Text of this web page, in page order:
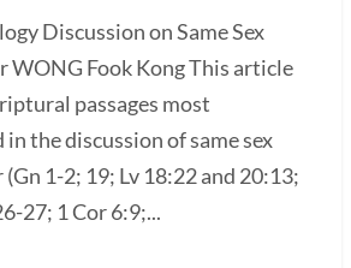
Discussion on Same Sex
WONG Fook Kong This article
passages most
the discussion of same sex
1-2; 19; Lv 18:22 and 20:13;
27; 1 Cor 6:9;...